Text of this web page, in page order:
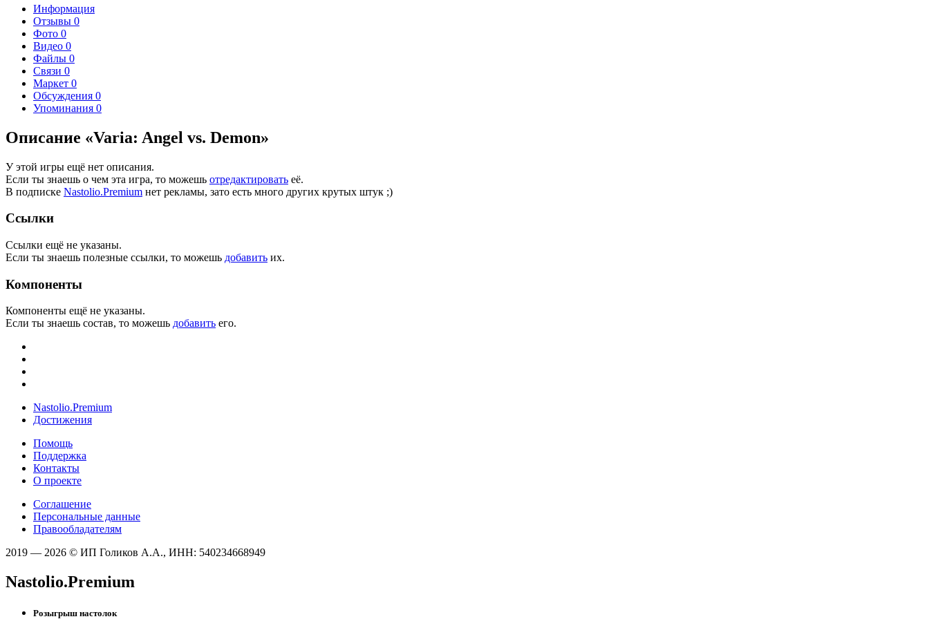
Информация
Отзывы 0
Фото 0
Видео 0
Файлы 0
Связи 0
Маркет 0
Обсуждения 0
Упоминания 0
Описание «Varia: Angel vs. Demon»
У этой игры ещё нет описания.
Если ты знаешь о чем эта игра, то можешь отредактировать её.
В подписке Nastolio.Premium нет рекламы, зато есть много других крутых штук ;)
Ссылки
Ссылки ещё не указаны.
Если ты знаешь полезные ссылки, то можешь добавить их.
Компоненты
Компоненты ещё не указаны.
Если ты знаешь состав, то можешь добавить его.
Nastolio.Premium
Достижения
Помощь
Поддержка
Контакты
О проекте
Соглашение
Персональные данные
Правообладателям
2019 — 2026 © ИП Голиков А.А., ИНН: 540234668949
Nastolio.Premium
Розыгрыш настолок